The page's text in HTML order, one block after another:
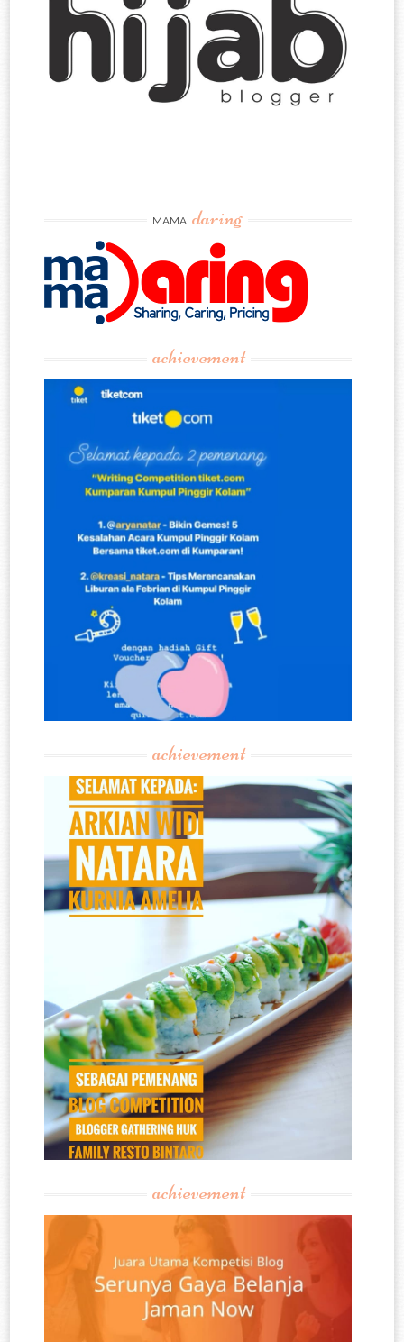
MAMA daring
achievement
achievement
achievement